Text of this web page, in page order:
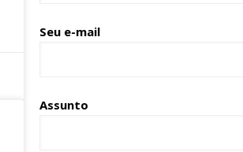
Seu e-mail
Assunto